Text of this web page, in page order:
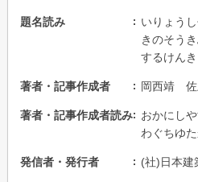
題名読み
いりょう
きのそう
するけんき
著者・記事作成者 岡西靖
著者・記事作成者読み
おかにし
わぐちゆ
発信者・発行者 (社)日本建